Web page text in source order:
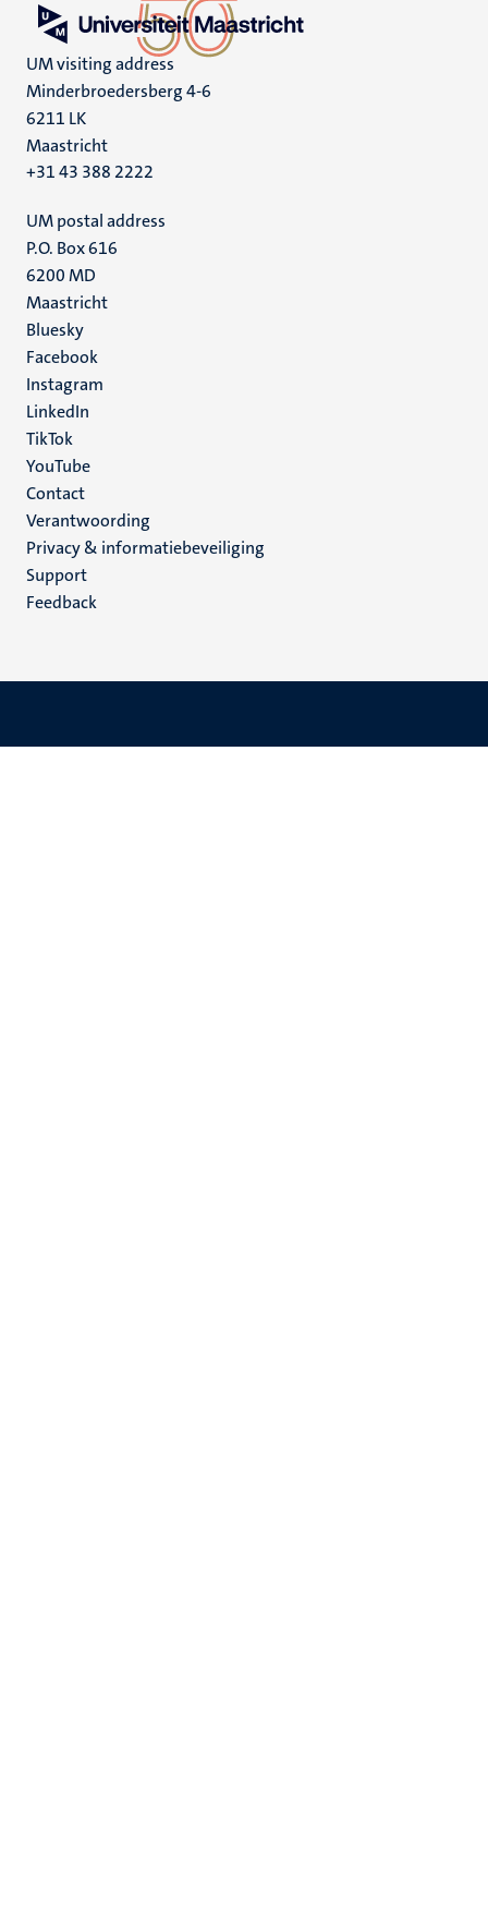
UM visiting address
Minderbroedersberg 4-6
6211 LK
Maastricht
+31 43 388 2222
UM postal address
P.O. Box 616
6200 MD
Maastricht
Social
media
Bluesky
Facebook
Instagram
LinkedIn
TikTok
YouTube
Menu
footer
(NL)
Contact
Verantwoording
Privacy & informatiebeveiliging
Support
Feedback